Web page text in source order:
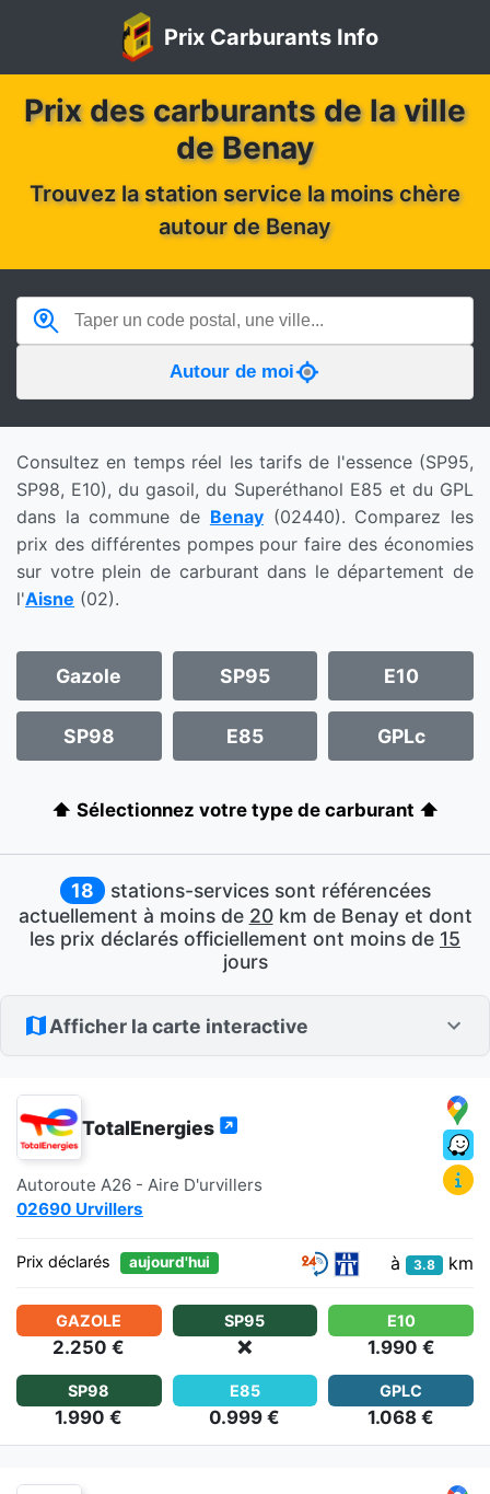
Prix Carburants Info
Prix des carburants de la ville
de Benay
Trouvez la station service la moins chère
autour de Benay
Autour de moi
Consultez en temps réel les tarifs de l'essence (SP95,
SP98, E10), du gasoil, du Superéthanol E85 et du GPL
dans la commune de Benay(02440). Comparez les
prix des différentes pompes pour faire des économies
sur votre plein de carburant dans le département de
l'Aisne (02).
Gazole SP95 E10
SP98 E85 GPLc
⬆️ Sélectionnez votre type de carburant ⬆️
18
stations-services sont référencées
actuellement à moins de 20km de Benay et dont
les prix déclarés officiellement ont moins de 15
jours
Afficher la carte interactive
TotalEnergies
Autoroute A26 - Aire D'urvillers
02690 Urvillers
Prix déclarés aujourd'hui à 3.8 km
GAZOLE
2.250 €
SP95
❌
E10
1.990 €
SP98
1.990 €
E85
0.999 €
GPLC
1.068 €